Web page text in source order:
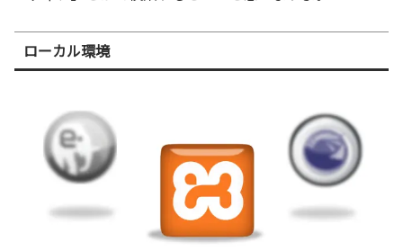
ローカル環境